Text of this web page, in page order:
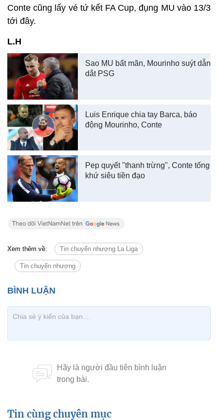
Conte cũng lấy vé tứ kết FA Cup, đụng MU vào 13/3
tới đây.
L.H
Sao MU bất mãn, Mourinho suýt dẫn
dắt PSG
Luis Enrique chia tay Barca, báo
động Mourinho, Conte
Pep quyết "thanh trừng", Conte tống
khứ siêu tiền đạo
Xem thêm về: Tin chuyển nhượng La Liga
Tin chuyển nhượng
Tin cùng chuyên mục